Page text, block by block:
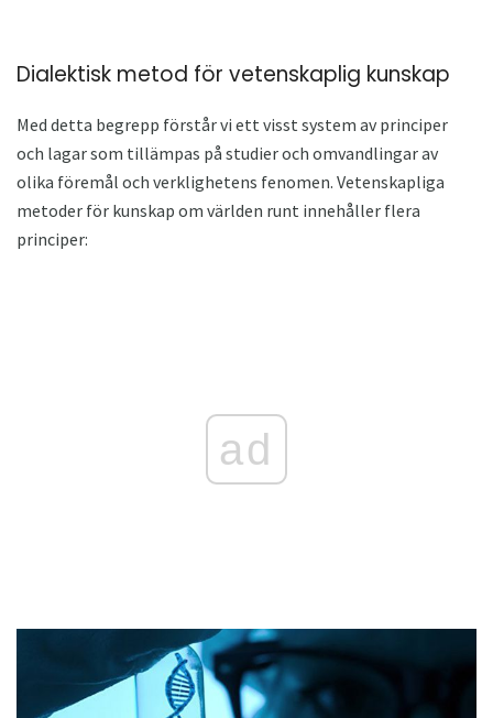
Dialektisk metod för vetenskaplig kunskap
Med detta begrepp förstår vi ett visst system av principer
och lagar som tillämpas på studier och omvandlingar av
olika föremål och verklighetens fenomen. Vetenskapliga
metoder för kunskap om världen runt innehåller flera
principer:
ad